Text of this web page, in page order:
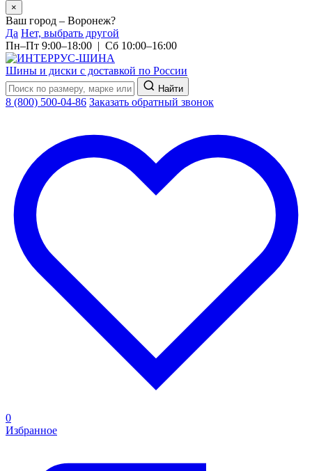
×
Ваш город – Воронеж?
Да Нет, выбрать другой
Пн–Пт 9:00–18:00 | Сб 10:00–16:00
Шины и диски с доставкой по России
Найти
8 (800) 500-04-86 Заказать обратный звонок
0
Избранное